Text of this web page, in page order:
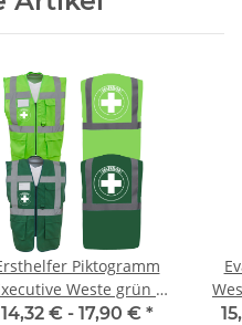
Piktogramm
Weste grün /
mit vielen Taschen
14,32 € - 17,90 € *